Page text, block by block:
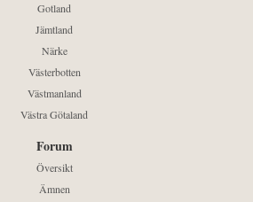
Gotland
Jämtland
Närke
Västerbotten
Västmanland
Västra Götaland
Forum
Översikt
Ämnen